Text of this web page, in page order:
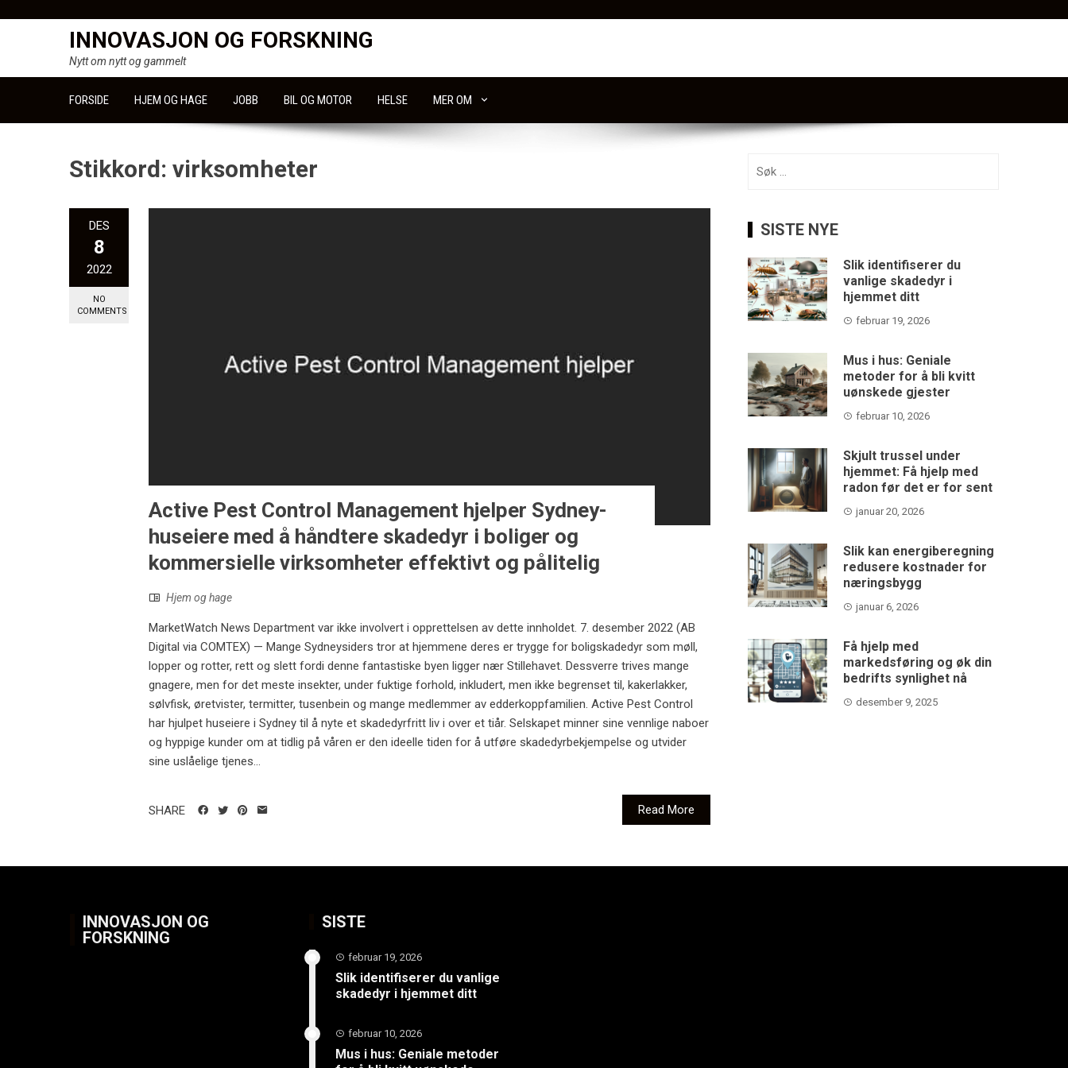
INNOVASJON OG FORSKNING
Nytt om nytt og gammelt
FORSIDE HJEM OG HAGE JOBB BIL OG MOTOR HELSE MER OM
Stikkord: virksomheter
DES
8
2022
NO
COMMENTS
Active Pest Control Management hjelper Sydney-
huseiere med å håndtere skadedyr i boliger og
kommersielle virksomheter effektivt og pålitelig
Hjem og hage
MarketWatch News Department var ikke involvert i opprettelsen av dette innholdet. 7. desember 2022 (AB
Digital via COMTEX) — Mange Sydneysiders tror at hjemmene deres er trygge for boligskadedyr som møll,
lopper og rotter, rett og slett fordi denne fantastiske byen ligger nær Stillehavet. Dessverre trives mange
gnagere, men for det meste insekter, under fuktige forhold, inkludert, men ikke begrenset til, kakerlakker,
sølvfisk, øretvister, termitter, tusenbein og mange medlemmer av edderkoppfamilien. Active Pest Control
har hjulpet huseiere i Sydney til å nyte et skadedyrfritt liv i over et tiår. Selskapet minner sine vennlige naboer
og hyppige kunder om at tidlig på våren er den ideelle tiden for å utføre skadedyrbekjempelse og utvider
sine uslåelige tjenes...
Read More
SHARE
etter:
SISTE NYE
Slik identifiserer du
vanlige skadedyr i
hjemmet ditt
februar 19, 2026
Mus i hus: Geniale
metoder for å bli kvitt
uønskede gjester
februar 10, 2026
Skjult trussel under
hjemmet: Få hjelp med
radon før det er for sent
januar 20, 2026
Slik kan energiberegning
redusere kostnader for
næringsbygg
januar 6, 2026
Få hjelp med
markedsføring og øk din
bedrifts synlighet nå
desember 9, 2025
INNOVASJON OG
FORSKNING
SISTE
februar 19, 2026
Slik identifiserer du vanlige
skadedyr i hjemmet ditt
februar 10, 2026
Mus i hus: Geniale metoder